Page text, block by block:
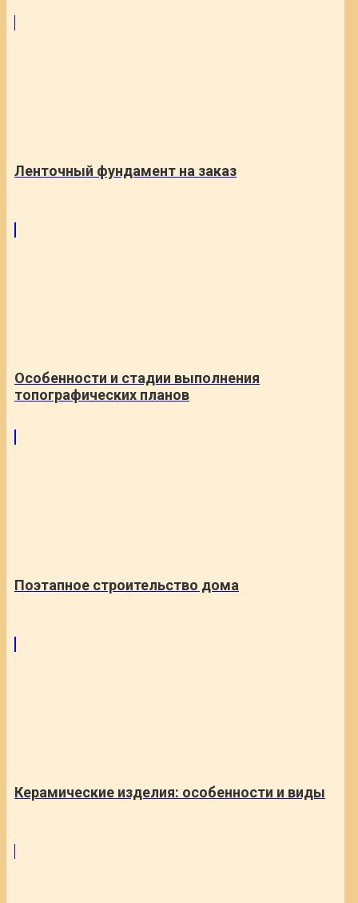
Ленточный фундамент на заказ
Особенности и стадии выполнения
топографических планов
Поэтапное строительство дома
Керамические изделия: особенности и виды